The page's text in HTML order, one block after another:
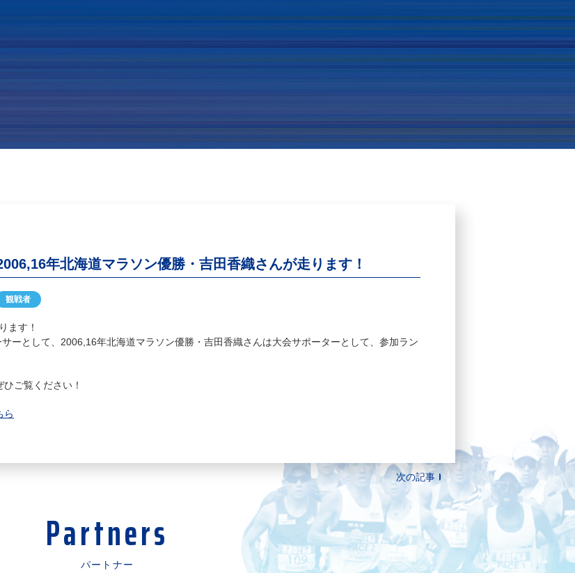
年北海道マラソン優勝・吉田香織さんが走ります！
観戦者
ます！
ーとして、2006,16年北海道マラソン優勝・吉田香織さんは大会サポーターとして、参加ラン
ご覧ください！
ら
次の記事
Partners
パートナー